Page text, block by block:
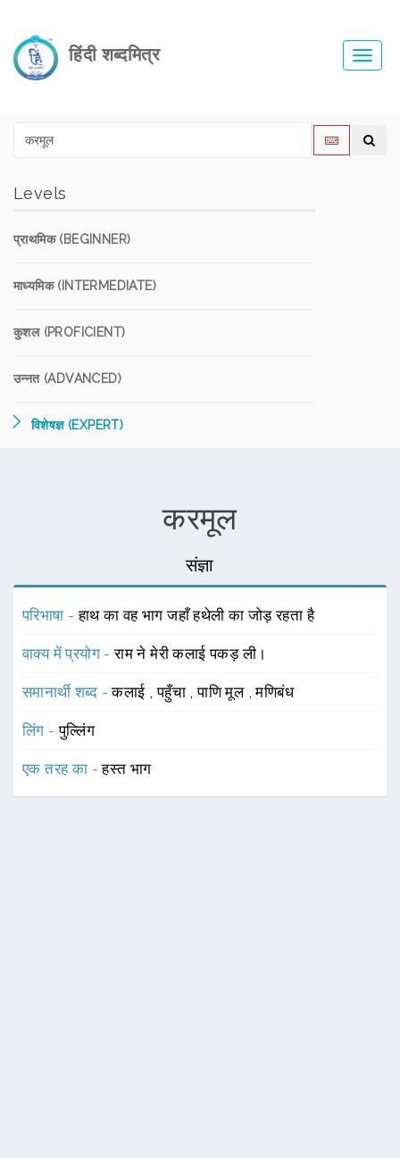
हिंदी शब्दमित्र
Levels
प्राथमिक (BEGINNER)
माध्यमिक (INTERMEDIATE)
कुशल (PROFICIENT)
उन्नत (ADVANCED)
विशेषज्ञ (EXPERT)
करमूल
संज्ञा
परिभाषा -हाथ का वह भाग जहाँ हथेली का जोड़ रहता है
वाक्य में प्रयोग -राम ने मेरी कलाई पकड़ ली।
समानार्थी शब्द -कलाई ,पहुँचा ,पाणि मूल ,मणिबंध
लिंग -पुल्लिंग
एक तरह का -हस्त भाग